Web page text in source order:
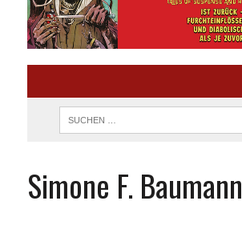
Simone F. Baumann